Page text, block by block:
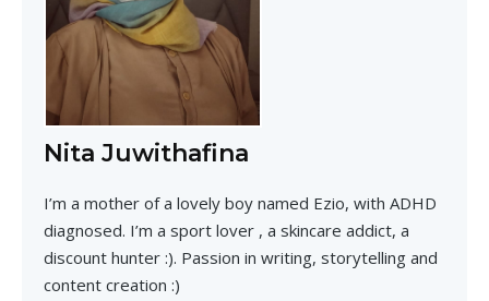
Nita Juwithafina
I’m a mother of a lovely boy named Ezio, with ADHD
diagnosed. I’m a sport lover , a skincare addict, a
discount hunter :). Passion in writing, storytelling and
content creation :)